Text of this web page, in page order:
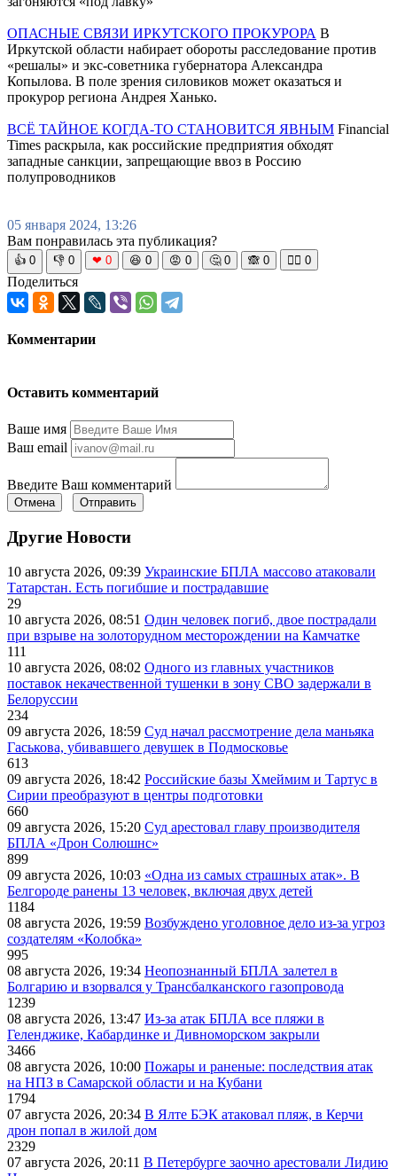
ОПАСНЫЕ СВЯЗИ ИРКУТСКОГО ПРОКУРОРА В
Иркутской области набирает обороты расследование против
«решалы» и экс-советника губернатора Александра
Копылова. В поле зрения силовиков может оказаться и
прокурор региона Андрея Ханько.
ВСЁ ТАЙНОЕ КОГДА-ТО СТАНОВИТСЯ ЯВНЫМ Financial
Times раскрыла, как российские предприятия обходят
западные санкции, запрещающие ввоз в Россию
полупроводников
05 января 2024, 13:26
Вам понравилась эта публикация?
👍 0 👎 0 ❤ 0 😆 0 😡 0 🤔 0 🙈 0 🧘‍♀️ 0
Поделиться
Комментарии
Оставить комментарий
Ваше имя
Ваш email
Введите Ваш комментарий
Отмена Отправить
Другие Новости
10 августа 2026, 09:39 Украинские БПЛА массово атаковали
Татарстан. Есть погибшие и пострадавшие
29
10 августа 2026, 08:51 Один человек погиб, двое пострадали
при взрыве на золоторудном месторождении на Камчатке
111
10 августа 2026, 08:02 Одного из главных участников
поставок некачественной тушенки в зону СВО задержали в
Белоруссии
234
09 августа 2026, 18:59 Суд начал рассмотрение дела маньяка
Гаськова, убивавшего девушек в Подмосковье
613
09 августа 2026, 18:42 Российские базы Хмеймим и Тартус в
Сирии преобразуют в центры подготовки
660
09 августа 2026, 15:20 Суд арестовал главу производителя
БПЛА «Дрон Солюшнс»
899
09 августа 2026, 10:03 «Одна из самых страшных атак». В
Белгороде ранены 13 человек, включая двух детей
1184
08 августа 2026, 19:59 Возбуждено уголовное дело из-за угроз
создателям «Колобка»
995
08 августа 2026, 19:34 Неопознанный БПЛА залетел в
Болгарию и взорвался у Трансбалканского газопровода
1239
08 августа 2026, 13:47 Из-за атак БПЛА все пляжи в
Геленджике, Кабардинке и Дивноморском закрыли
3466
08 августа 2026, 10:00 Пожары и раненые: последствия атак
на НПЗ в Самарской области и на Кубани
1794
07 августа 2026, 20:34 В Ялте БЭК атаковал пляж, в Керчи
дрон попал в жилой дом
2329
07 августа 2026, 20:11 В Петербурге заочно арестовали Лидию